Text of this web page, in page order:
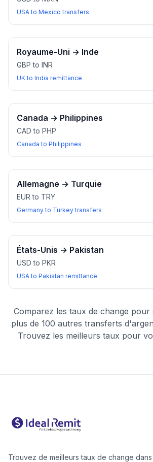
USA to Mexico transfers
Royaume-Uni → Inde
GBP to INR
UK to India remittance
Canada → Philippines
CAD to PHP
Canada to Philippines
Allemagne → Turquie
EUR to TRY
Germany to Turkey transfers
États-Unis → Pakistan
USD to PKR
USA to Pakistan remittance
Comparez les taux de change
plus de 100 autres transferts
Trouvez les meilleurs taux pour
Trouvez de meilleurs taux de change